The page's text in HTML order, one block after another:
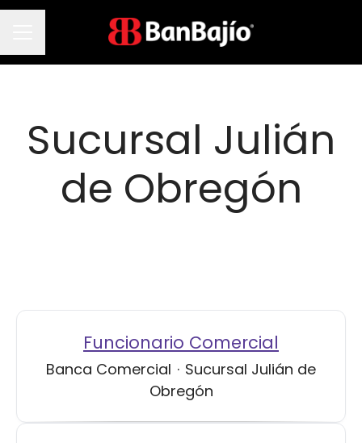
Menú de empleo
Sucursal Julián
de Obregón
Funcionario Comercial
Banca Comercial · Sucursal Julián de
Obregón